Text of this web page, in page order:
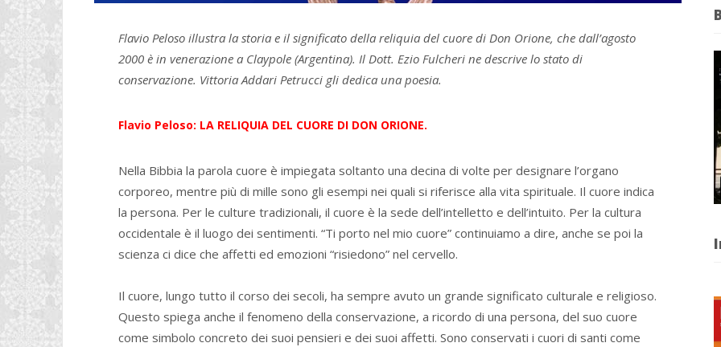
Flavio Peloso illustra la storia e il significato della reliquia del cuore di Don Orione, che dall’agosto
2000 è in venerazione a Claypole (Argentina). Il Dott. Ezio Fulcheri ne descrive lo stato di
conservazione. Vittoria Addari Petrucci gli dedica una poesia.
Flavio Peloso: LA RELIQUIA DEL CUORE DI DON ORIONE.
Nella Bibbia la parola cuore è impiegata soltanto una decina di volte per designare l’organo
corporeo, mentre più di mille sono gli esempi nei quali si riferisce alla vita spirituale. Il cuore indica
la persona. Per le culture tradizionali, il cuore è la sede dell’intelletto e dell’intuito. Per la cultura
occidentale è il luogo dei sentimenti. “Ti porto nel mio cuore” continuiamo a dire, anche se poi la
scienza ci dice che affetti ed emozioni “risiedono” nel cervello.
Il cuore, lungo tutto il corso dei secoli, ha sempre avuto un grande significato culturale e religioso.
Questo spiega anche il fenomeno della conservazione, a ricordo di una persona, del suo cuore
come simbolo concreto dei suoi pensieri e dei suoi affetti. Sono conservati i cuori di santi come